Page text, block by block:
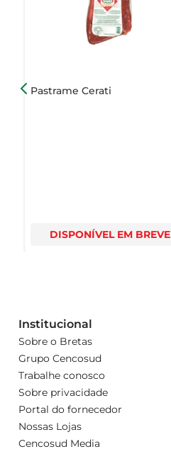
Pastrame Cerati
DISPONÍVEL EM BREVE
Institucional
Sobre o Bretas
Grupo Cencosud
Trabalhe conosco
Sobre privacidade
Portal do fornecedor
Nossas Lojas
Cencosud Media